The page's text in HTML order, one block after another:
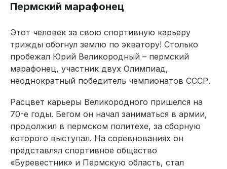
Пермский марафонец
Этот человек за свою спортивную карьеру
трижды обогнул землю по экватору! Столько
пробежал Юрий Великородный – пермский
марафонец, участник двух Олимпиад,
неоднократный победитель чемпионатов СССР.
Расцвет карьеры Великородного пришелся на
70-е годы. Бегом он начал заниматься в армии,
продолжил в пермском политехе, за сборную
которого выступал. На соревнованиях он
представлял спортивное общество
«Буревестник» и Пермскую область, стал